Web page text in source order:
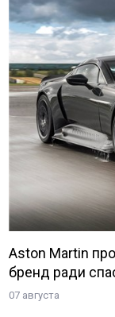
Aston Martin
бренд ради
07 августа